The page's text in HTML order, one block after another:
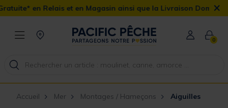
en Relais et en Magasin ainsi que la Livraison Domicile ×
0
Accueil Mer Montages / Hameçons Aiguilles